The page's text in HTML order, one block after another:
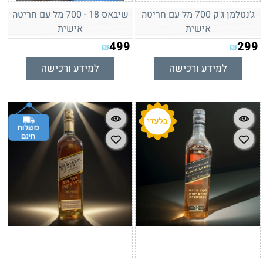
ג'נטלמן ג'ק 700 מל עם חריטה
אישית
₪299
למידע ורכישה
שיבאס 18 - 700 מל עם חריטה
אישית
₪499
למידע ורכישה